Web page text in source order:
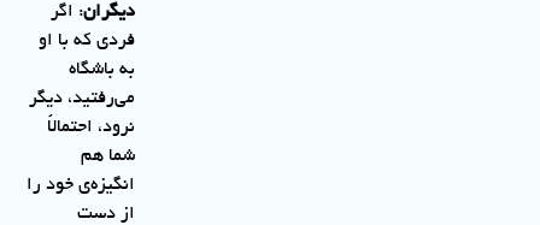
دیگران: اگر
فردی که با او
به باشگاه
می‌رفتید، دیگر
نرود، احتمالاً
شما هم
انگیزه‌ی خود را
از دست